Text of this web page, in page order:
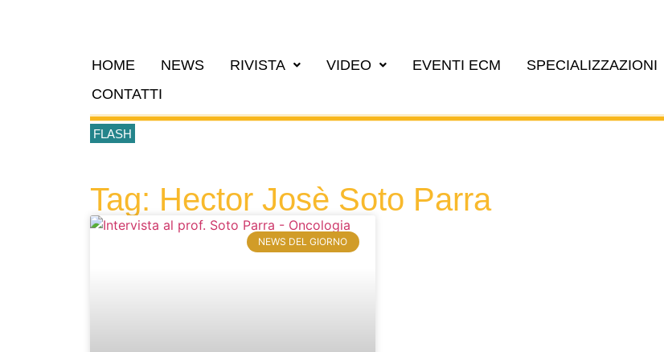
HOME NEWS RIVISTA VIDEO EVENTI ECM SPECIALIZZAZIONI
CONTATTI
FLASH
Tag: Hector Josè Soto Parra
NEWS DEL GIORNO